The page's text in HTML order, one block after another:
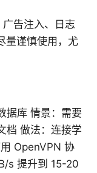
告注入、日志
量谨慎使用，尤
据库 情景：需要
档 做法：连接学
OpenVPN 协
s 提升到 15-20